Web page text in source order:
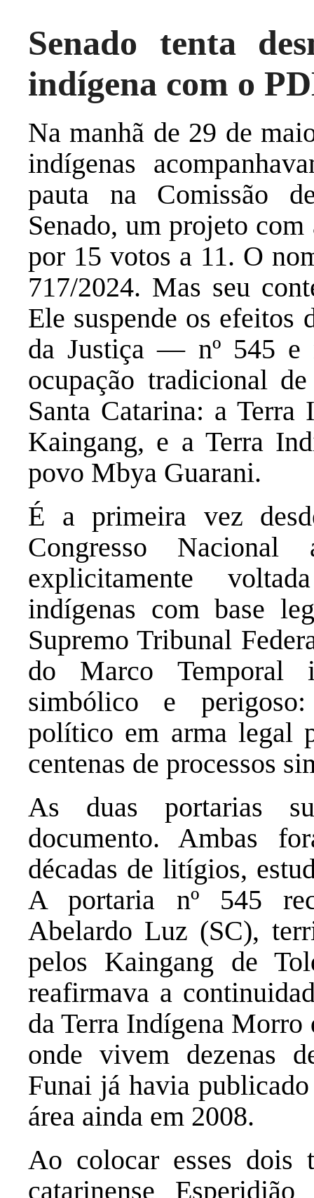
Senado tenta
indígena com o
Na manhã de 29 de
indígenas
pauta na Comissão
Senado, um projeto
por 15 votos a 11. O
717/2024. Mas seu
Ele suspende os efeitos
da Justiça — nº 545 e
ocupação tradicional
Santa Catarina: a
Kaingang, e a Terra
povo Mbya Guarani.
É a primeira vez
Congresso
explicitamente
indígenas com base
Supremo Tribunal
do Marco Temporal
simbólico e
político em arma legal
centenas de processos
As duas portarias
documento. Ambas
décadas de litígios,
A portaria nº 545
Abelardo Luz (SC),
pelos Kaingang de
reafirmava a
da Terra Indígena Morro
onde vivem dezenas
Funai já havia
área ainda em 2008.
Ao colocar esses dois
catarinense